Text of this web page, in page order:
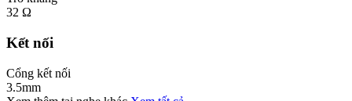
32 Ω
Kết nối
Cổng kết nối
3.5mm